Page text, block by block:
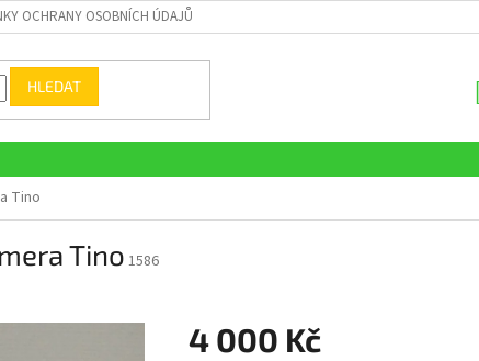
OCHRANY OSOBNÍCH ÚDAJŮ
HLEDAT
Tino
Tino 1586
4 000 Kč